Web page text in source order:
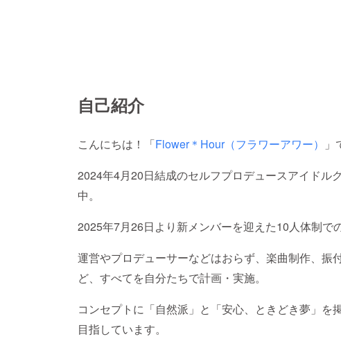
自己紹介
こんにちは！「Flower＊Hour（フラワーアワー）
」
2024年4月20日結成のセルフプロデュースアイドル
中。
2025年7月26日より新メンバーを迎えた10人体制で
運営やプロデューサーなどはおらず、楽曲制作、振
ど、すべてを自分たちで計画・実施。
コンセプトに「自然派」と「安心、ときどき夢」を
目指しています。